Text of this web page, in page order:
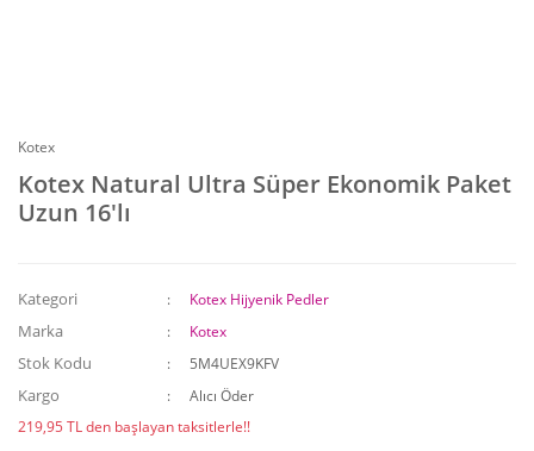
Kotex
Kotex Natural Ultra Süper Ekonomik Paket
Uzun 16'lı
Kategori Kotex Hijyenik Pedler
Marka Kotex
Stok Kodu 5M4UEX9KFV
Kargo
Alıcı Öder
219,95 TL den başlayan taksitlerle!!